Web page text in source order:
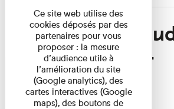
Hélène
Villa Zamir
Lecture
Ce site web utilise des
cookies déposés par des
partenaires pour vous
proposer : la mesure
d’audience utile à
l’amélioration du site
(Google analytics), des
cartes interactives (Google
maps), des boutons de